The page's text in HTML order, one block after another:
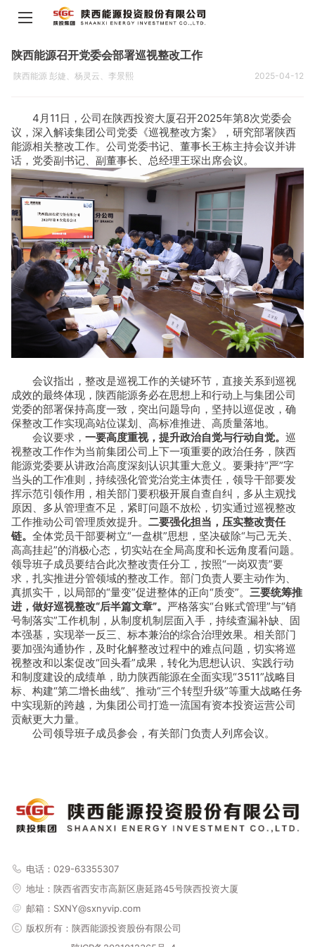
陕西能源召开党委会部署巡视整改工作
陕西能源 彭婕、杨灵云、李景熙 2025-04-12
4月11日，公司在陕西投资大厦召开2025年第8次党委会
议，深入解读集团公司党委《巡视整改方案》，研究部署陕西
能源相关整改工作。公司党委书记、董事长王栋主持会议并讲
话，党委副书记、副董事长、总经理王琛出席会议。
会议指出，整改是巡视工作的关键环节，直接关系到巡视
成效的最终体现，陕西能源务必在思想上和行动上与集团公司
党委的部署保持高度一致，突出问题导向，坚持以巡促改，确
保整改工作实现高站位谋划、高标准推进、高质量落地。
会议要求， 一要高度重视，提升政治自觉与行动自觉。 巡
视整改工作作为当前集团公司上下一项重要的政治任务，陕西
能源党委要从讲政治高度深刻认识其重大意义。要秉持“严”字
当头的工作准则，持续强化管党治党主体责任，领导干部要发
挥示范引领作用，相关部门要积极开展自查自纠，多从主观找
原因、多从管理查不足，紧盯问题不放松，切实通过巡视整改
工作推动公司管理质效提升。 二要强化担当，压实整改责任
链。 全体党员干部要树立“一盘棋”思想，坚决破除“与己无关、
高高挂起”的消极心态，切实站在全局高度和长远角度看问题。
领导班子成员要结合此次整改责任分工，按照“一岗双责”要
求，扎实推进分管领域的整改工作。部门负责人要主动作为、
真抓实干，以局部的“量变”促进整体的正向“质变”。 三要统筹推
进，做好巡视整改“后半篇文章”。 严格落实“台账式管理”与“销
号制落实”工作机制，从制度机制层面入手，持续查漏补缺、固
本强基，实现举一反三、标本兼治的综合治理效果。相关部门
要加强沟通协作，及时化解整改过程中的难点问题，切实将巡
视整改和以案促改“回头看”成果，转化为思想认识、实践行动
和制度建设的成绩单，助力陕西能源在全面实现“3511”战略目
标、构建“第二增长曲线”、推动“三个转型升级”等重大战略任务
中实现新的跨越，为集团公司打造一流国有资本投资运营公司
贡献更大力量。
公司领导班子成员参会，有关部门负责人列席会议。
电话：029-63355307
地址： 陕西省西安市高新区唐延路45号陕西投资大厦
邮箱：SXNY@sxnyvip.com
版权所有：陕西能源投资股份有限公司